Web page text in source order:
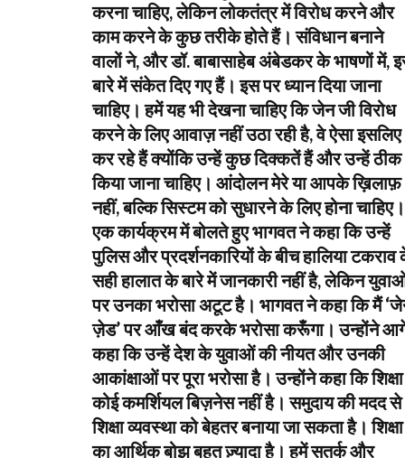
करना चाहिए, लेकिन लोकतंत्र में विरोध करने और
काम करने के कुछ तरीके होते हैं। संविधान बनाने
वालों ने, और डॉ. बाबासाहेब अंबेडकर के भाषणों में,
बारे में संकेत दिए गए हैं। इस पर ध्यान दिया जाना
चाहिए। हमें यह भी देखना चाहिए कि जेन जी विरोध
करने के लिए आवाज़ नहीं उठा रही है, वे ऐसा इसलिए
कर रहे हैं क्योंकि उन्हें कुछ दिक्कतें हैं और उन्हें ठीक
किया जाना चाहिए। आंदोलन मेरे या आपके ख़िलाफ़
नहीं, बल्कि सिस्टम को सुधारने के लिए होना चाहिए।
एक कार्यक्रम में बोलते हुए भागवत ने कहा कि उन्हें
पुलिस और प्रदर्शनकारियों के बीच हालिया टकराव
सही हालात के बारे में जानकारी नहीं है, लेकिन
पर उनका भरोसा अटूट है। भागवत ने कहा कि मैं
ज़ेड’ पर आँख बंद करके भरोसा करूँगा। उन्होंने
कहा कि उन्हें देश के युवाओं की नीयत और उनकी
आकांक्षाओं पर पूरा भरोसा है। उन्होंने कहा कि शिक्षा
कोई कमर्शियल बिज़नेस नहीं है। समुदाय की मदद से
शिक्षा व्यवस्था को बेहतर बनाया जा सकता है। शिक्षा
का आर्थिक बोझ बहुत ज़्यादा है। हमें सतर्क और